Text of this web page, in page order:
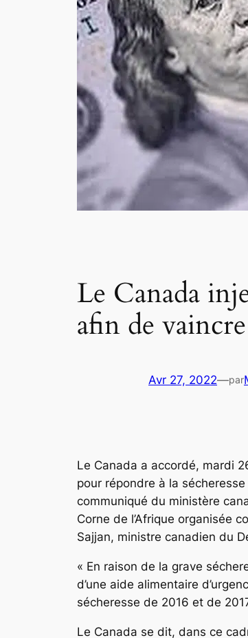
Le Canada
afin de vaincre
Avr 27, 2022—par
Le Canada a accordé, mardi
pour répondre à la
communiqué du ministère
Corne de l’Afrique organisée
Sajjan, ministre canadien du
« En raison de la grave
d’une aide alimentaire
sécheresse de 2016 et de
Le Canada se dit, dans ce